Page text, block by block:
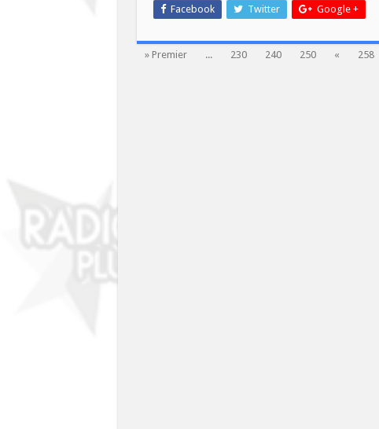
Facebook Twitter Google +
» Premier ... 230 240 250 « 258